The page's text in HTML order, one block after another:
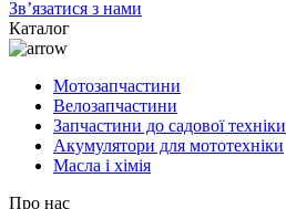
Зв’язатися з нами
Каталог
Мотозапчастини
Велозапчастини
Запчастини до садової техніки
Акумулятори для мототехніки
Масла і хімія
Про нас